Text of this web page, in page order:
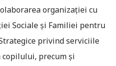
organizației cu
Sociale și Familiei pentru
privind serviciile
precum și